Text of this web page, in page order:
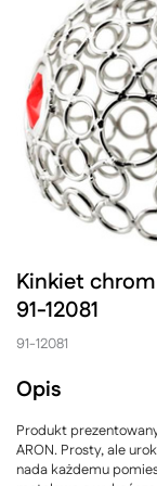
Kinkiet
91-12081
91-12081
Opis
Produkt
ARON. Prosty, ale
nada każdemu